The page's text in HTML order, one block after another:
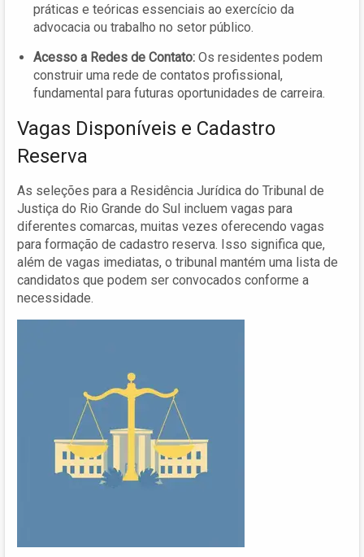
práticas e teóricas essenciais ao exercício da
advocacia ou trabalho no setor público.
Acesso a Redes de Contato: Os residentes podem
construir uma rede de contatos profissional,
fundamental para futuras oportunidades de carreira.
Vagas Disponíveis e Cadastro
Reserva
As seleções para a Residência Jurídica do Tribunal de
Justiça do Rio Grande do Sul incluem vagas para
diferentes comarcas, muitas vezes oferecendo vagas
para formação de cadastro reserva. Isso significa que,
além de vagas imediatas, o tribunal mantém uma lista de
candidatos que podem ser convocados conforme a
necessidade.